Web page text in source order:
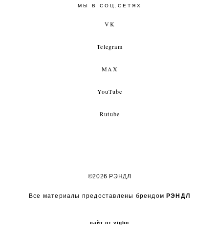
МЫ В СОЦ.СЕТЯХ
VK
Telegram
MAX
YouTube
Rutube
©2026 РЭНДЛ
Все материалы предоставлены брендомРЭНДЛ
сайт от vigbo